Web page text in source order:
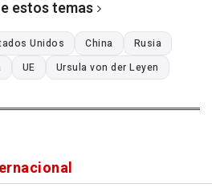
estos temas
Unidos China
Rusia
UE Ursula von der Leyen